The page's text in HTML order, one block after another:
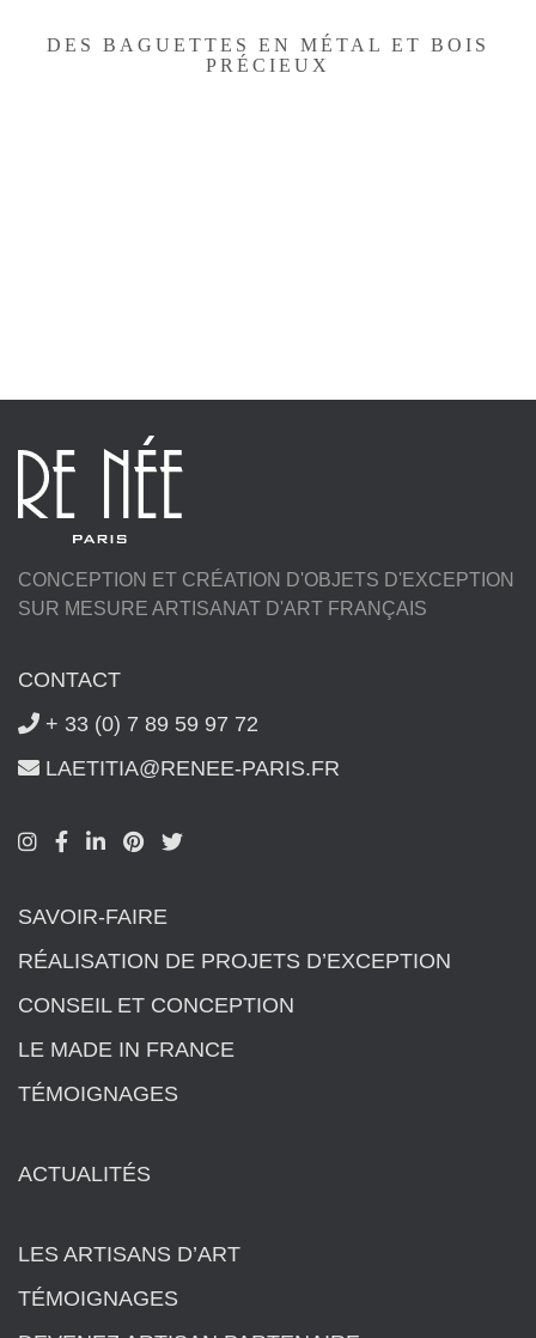
DES BAGUETTES EN MÉTAL ET BOIS
PRÉCIEUX
CONCEPTION ET CRÉATION D'OBJETS D'EXCEPTION
SUR MESURE ARTISANAT D'ART FRANÇAIS
CONTACT
+ 33 (0) 7 89 59 97 72
LAETITIA@RENEE-PARIS.FR
SAVOIR-FAIRE
RÉALISATION DE PROJETS D’EXCEPTION
CONSEIL ET CONCEPTION
LE MADE IN FRANCE
TÉMOIGNAGES
ACTUALITÉS
LES ARTISANS D’ART
TÉMOIGNAGES